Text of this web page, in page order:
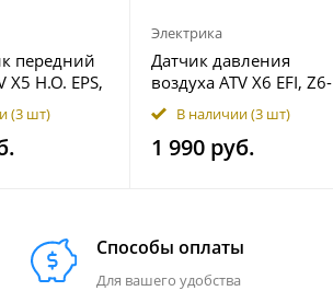
передний
H.O. EPS,
9CR6-
(3 шт)
Электрика
Датчик давления
воздуха ATV X6 EFI, Z6-
EFI 018B-175000
В наличии(3 шт)
1 990 руб.
Способы оплаты
Для вашего удобства